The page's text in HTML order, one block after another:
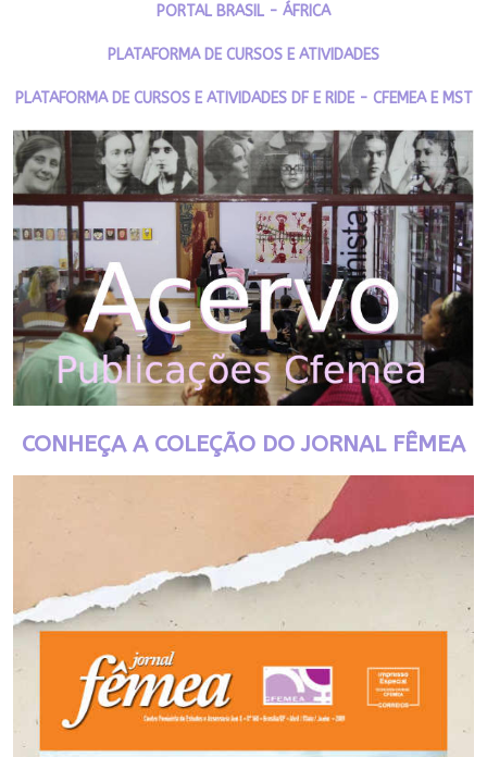
PORTAL BRASIL - ÁFRICA
PLATAFORMA DE CURSOS E ATIVIDADES
PLATAFORMA DE CURSOS E ATIVIDADES DF E RIDE - CFEMEA E MST
CONHEÇA A COLEÇÃO DO JORNAL FÊMEA